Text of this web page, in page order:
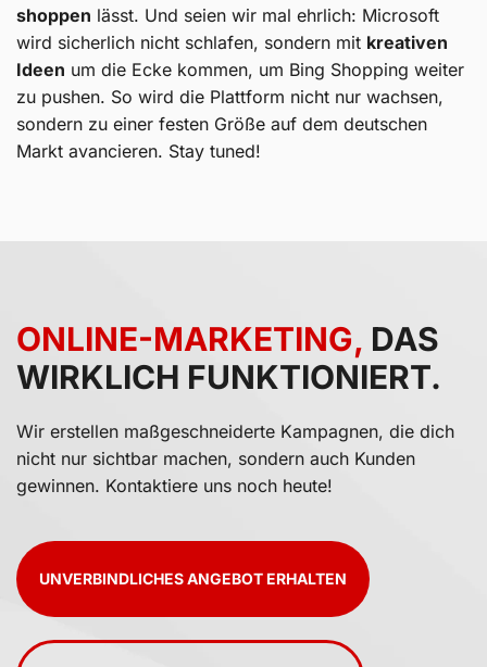
shoppen lässt. Und seien wir mal ehrlich: Microsoft
wird sicherlich nicht schlafen, sondern mit kreativen
Ideen um die Ecke kommen, um Bing Shopping weiter
zu pushen. So wird die Plattform nicht nur wachsen,
sondern zu einer festen Größe auf dem deutschen
Markt avancieren. Stay tuned!
ONLINE-MARKETING, DAS
WIRKLICH FUNKTIONIERT.
Wir erstellen maßgeschneiderte Kampagnen, die dich
nicht nur sichtbar machen, sondern auch Kunden
gewinnen. Kontaktiere uns noch heute!
UNVERBINDLICHES ANGEBOT ERHALTEN